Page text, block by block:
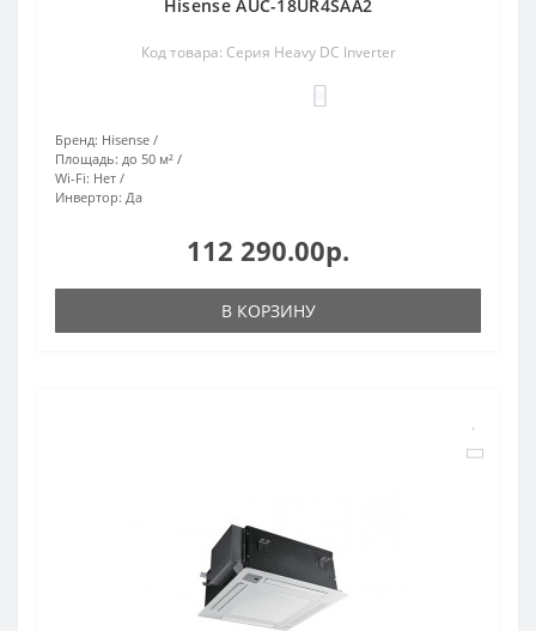
Hisense AUC-18UR4SAA2
Код товара: Серия Heavy DC Inverter
Бренд: Hisense
Площадь: до 50 м²
Wi-Fi: Нет
Инвертор: Да
112 290.00р.
В КОРЗИНУ